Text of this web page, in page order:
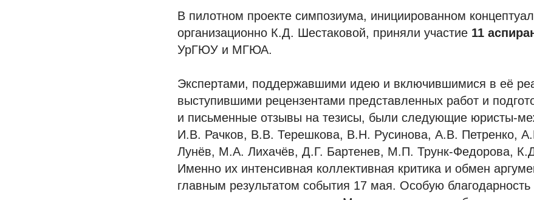
В пилотном проекте симпозиума, инициированном
организационно К.Д. Шестаковой, приняли участие 11
УрГЮУ и МГЮА.
Экспертами, поддержавшими идею и включившимися в её
выступившими рецензентами представленных работ и
и письменные отзывы на тезисы, были следующие юристы-
И.В. Рачков, В.В. Терешкова, В.Н. Русинова, А.В. Петренко,
Лунёв, М.А. Лихачёв, Д.Г. Бартенев, М.П. Трунк-Федорова,
Именно их интенсивная коллективная критика и обмен
главным результатом события 17 мая. Особую благодарность